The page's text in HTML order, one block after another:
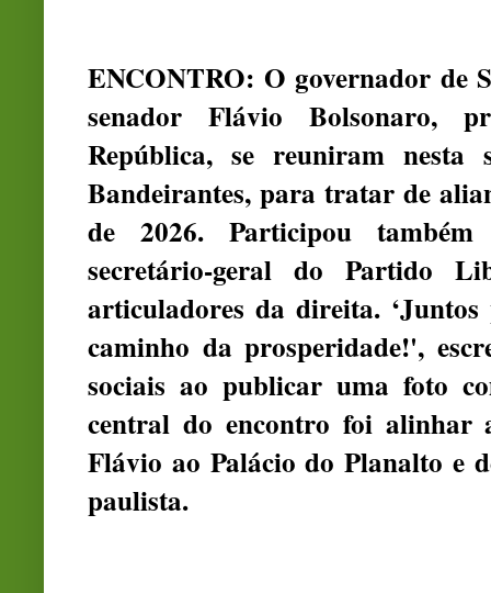
ENCONTRO: O governador de
senador Flávio Bolsonaro,
República, se reuniram nesta
Bandeirantes, para tratar de
de 2026. Participou
secretário-geral do Partido
articuladores da direita.
caminho da prosperidade!',
sociais ao publicar uma foto
central do encontro foi alinhar
Flávio ao Palácio do Planalto e
paulista.